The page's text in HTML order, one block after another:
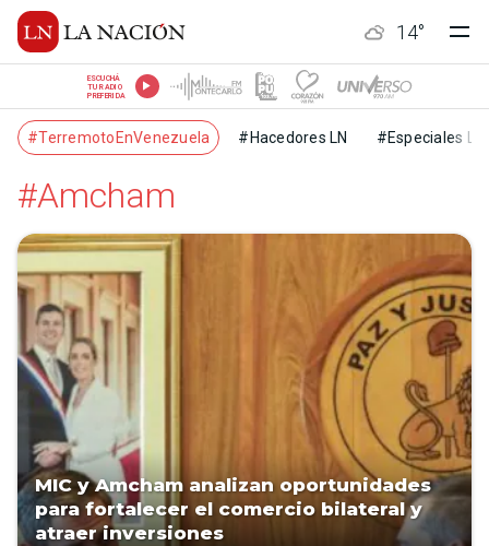
14°
ESCUCHÁ
TU RADIO
PREFERIDA
#TerremotoEnVenezuela #Hacedores LN #Especiales LN
#Amcham
MIC y Amcham analizan oportunidades
para fortalecer el comercio bilateral y
atraer inversiones